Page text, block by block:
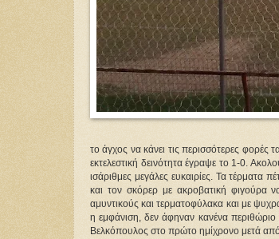
το άγχος να κάνει τις περισσότερες
εκτελεστική δεινότητα έγραψε το 1-0.
ισάριθμες μεγάλες ευκαιρίες. Τα τέρματα
και τον σκόρερ με ακροβατική φιγούρα
αμυντικούς και τερματοφύλακα και με
η εμφάνιση, δεν άφηναν κανένα περιθώριο
Βελκόπουλος στο πρώτο ημίχρονο μετά